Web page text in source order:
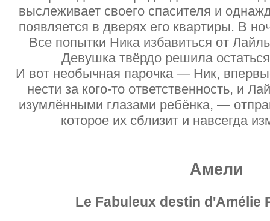
выслеживает своего спасителя и
появляется в дверях его квартиры. В
Все попытки Ника избавиться от
Девушка твёрдо решила
И вот необычная парочка — Ник,
нести за кого-то ответственность, и
изумлёнными глазами ребёнка, —
которое их сблизит и навсегда
Амели
Le Fabuleux destin d'Amélie